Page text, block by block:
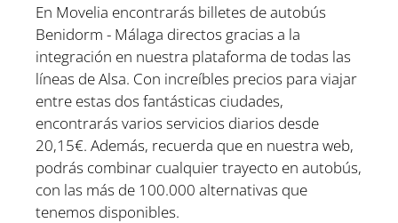
En Movelia encontrarás billetes de autobús
Benidorm - Málaga directos gracias a la
integración en nuestra plataforma de todas las
líneas de Alsa. Con increíbles precios para viajar
entre estas dos fantásticas ciudades,
encontrarás varios servicios diarios desde
20,15€. Además, recuerda que en nuestra web,
podrás combinar cualquier trayecto en autobús,
con las más de 100.000 alternativas que
tenemos disponibles.